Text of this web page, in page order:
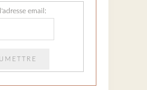
email: